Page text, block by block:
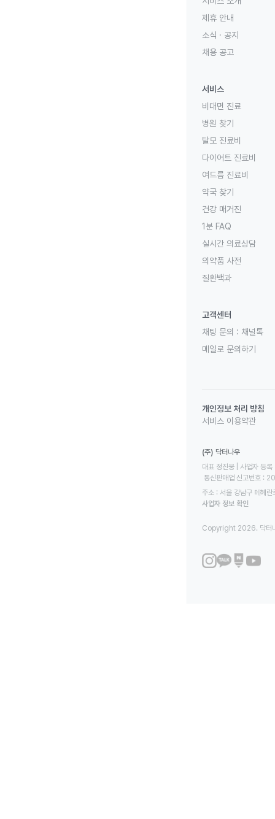
제휴 안내
소식 · 공지
채용 공고
서비스
비대면 진료
병원 찾기
탈모 진료비
다이어트 진료비
여드름 진료비
약국 찾기
건강 매거진
1분 FAQ
실시간 의료상담
의약품 사전
질환백과
고객센터
채팅 문의 : 채널톡
메일로 문의하기
개인정보 처리 방침
서비스 이용약관
(주) 닥터나우
대표 정진웅 | 사업자
통신판매업 신고번호
주소 : 서울 강남구 테헤
사업자 정보 확인
Copyright 2026. 닥터